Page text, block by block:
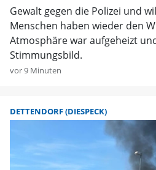
Gewalt gegen die Polizei und
Menschen haben wieder den
Atmosphäre war aufgeheizt
Stimmungsbild.
vor 9 Minuten
DETTENDORF (DIESPECK)